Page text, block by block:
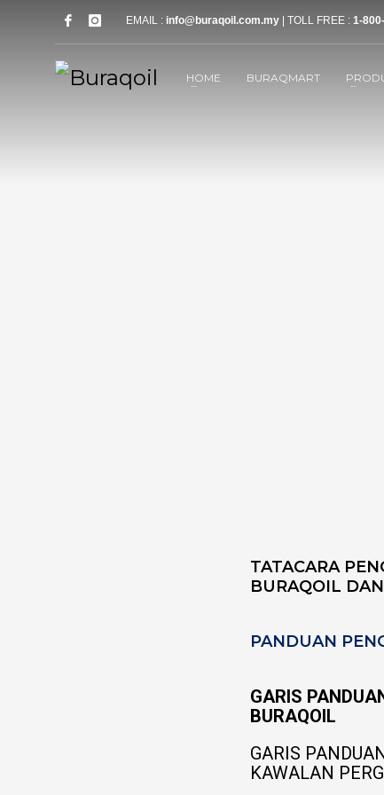
EMAIL : info@buraqoil.com.my | TOLL FREE : 1-
HOME BURAQMART
TATACARA
BURAQOIL
PANDUAN
GARIS
BURAQOIL
GARIS
KAWALAN